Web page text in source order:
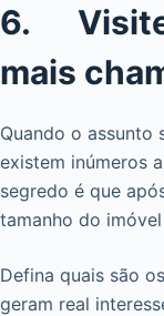
6. Visite
mais
Quando o assunto
existem inúmeros
segredo é que
tamanho do
Defina quais são
geram real